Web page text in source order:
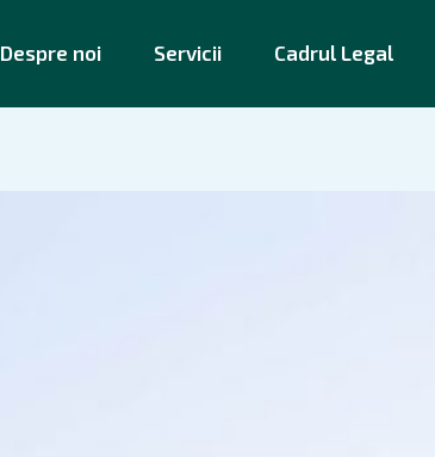
Despre noi Servicii Cadrul Legal